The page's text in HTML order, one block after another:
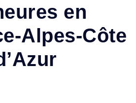
en
Alpes-Côte